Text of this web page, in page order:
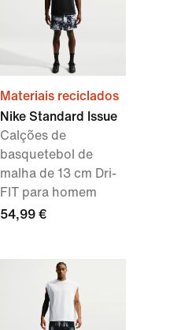
Materiais reciclados
Nike Standard Issue
Calções de
basquetebol de
malha de 13 cm Dri-
FIT para homem
54,99 €